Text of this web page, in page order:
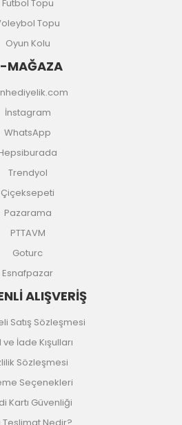
Futbol Topu
Topu
Oyun Kolu
MAĞAZA
İnstagram
WhatsApp
Trendyol
Çiçeksepeti
Pazarama
PTTAVM
Goturc
Esnafpazar
ALIŞVERİŞ
Satış Sözleşmesi
İade Kışulları
Sözleşmesi
Seçenekleri
Kartı Güvenliği